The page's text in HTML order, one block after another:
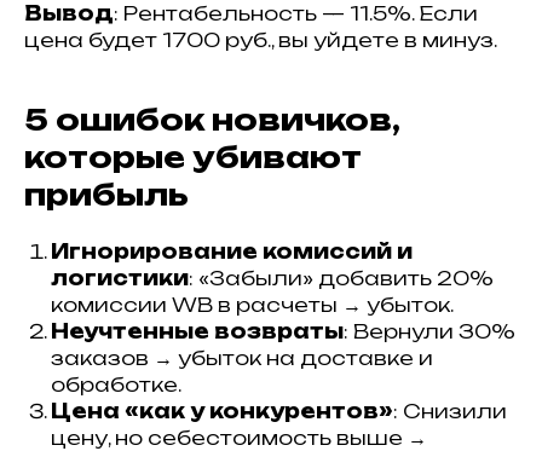
Вывод: Рентабельность — 11.5%. Если
цена будет 1700 руб., вы уйдете в минуз.
5 ошибок новичков,
которые убивают
прибыль
Игнорирование комиссий и
логистики: «Забыли» добавить 20%
комиссии WB в расчеты → убыток.
Неучтенные возвраты: Вернули 30%
заказов → убыток на доставке и
обработке.
Цена «как у конкурентов»: Снизили
цену, но себестоимость выше →